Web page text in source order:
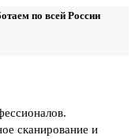
по всей России
сканирование и